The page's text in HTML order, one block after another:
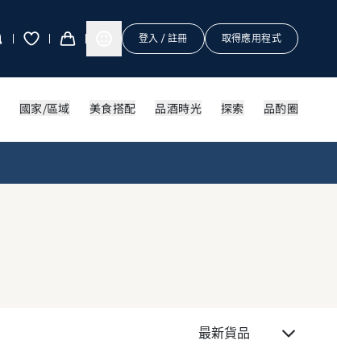
登入 / 註冊 取得應用程式
國家/區域 美食搭配 品酒時光 探索 品酌圈